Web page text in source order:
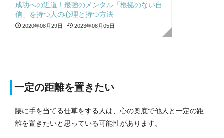
成功への近道！最強のメンタル「根拠のない自
信」を持つ人の心理と持つ方法
2020年08月29日 2023年08月05日
一定の距離を置きたい
腰に手を当てる仕草をする人は、心の奥底で他人と一定の距
離を置きたいと思っている可能性があります。